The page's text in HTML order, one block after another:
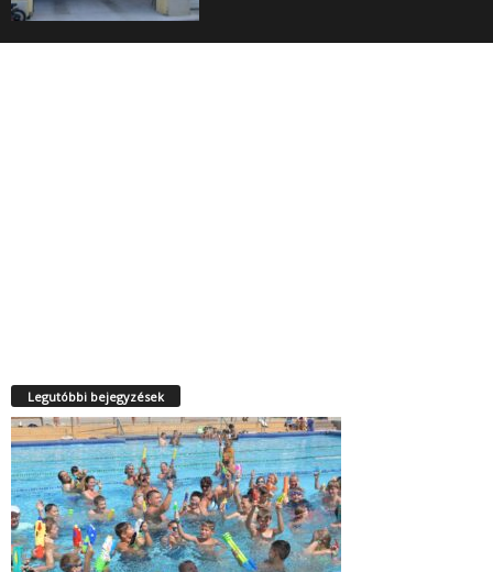
Legutóbbi bejegyzések